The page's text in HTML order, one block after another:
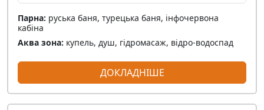
Парна: руська баня, турецька баня, інфочервона
кабіна
Аква зона: купель, душ, гідромасаж, відро-водоспад
ДОКЛАДНІШЕ